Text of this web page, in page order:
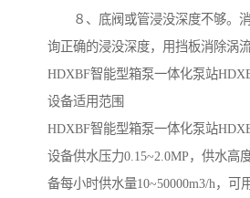
８、底阀或管浸没深度不够。消
询正确的浸没深度，用挡板消除涡流
HDXBF智能型箱泵一体化泵站
设备适用范围
HDXBF智能型箱泵一体化泵站
设备供水压力0.15~2.0MP，供水高
备每小时供水量10~50000m3/h，可